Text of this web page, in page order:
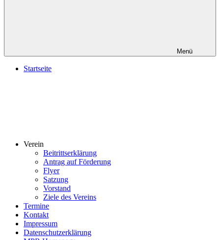
Menü
Startseite
Verein
Beitrittserklärung
Antrag auf Förderung
Flyer
Satzung
Vorstand
Ziele des Vereins
Termine
Kontakt
Impressum
Datenschutzerklärung